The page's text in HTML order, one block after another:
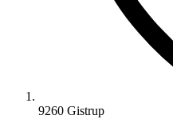
9260 Gistrup